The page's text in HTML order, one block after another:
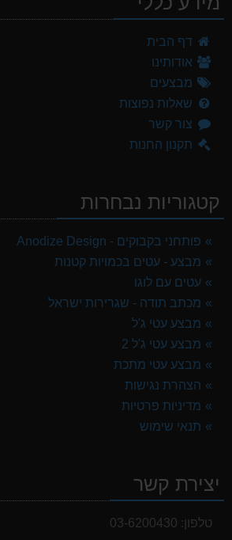
דף הבית
אודותינו
מבצעים
שאלות נפוצות
צור קשר
תקנון החנות
קטגוריות נבחרות
פותחני בקבוקים - Anodize Design
מבצע - עטים בכמויות קטנות
עטים עם לוגו
מכתב תודה - שגרירות ישראל
מבצע עטי ג'ל
מבצע עטי ג'ל 2
מבצע עטי מתכת
הצהרת נגישות
מדיניות פרטיות
תנאי שימוש
יצירת קשר
טלפון: 03-6200430